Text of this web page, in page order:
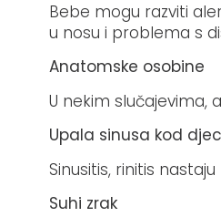
Bebe mogu razviti
u nosu i problema s
Anatomske osobine
U nekim slučajevima,
Upala sinusa kod
Sinusitis, rinitis
Suhi zrak